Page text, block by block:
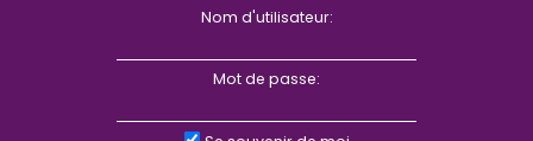
Nom d'utilisateur:
Mot de passe: